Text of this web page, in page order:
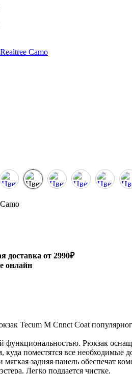
доставка от 2990₽
онлайн
Tecum M Cnnct Coat
функциональностью. Рюкзак
поместятся все необходимые
задняя панель обеспечат
Легко поддается чистке.